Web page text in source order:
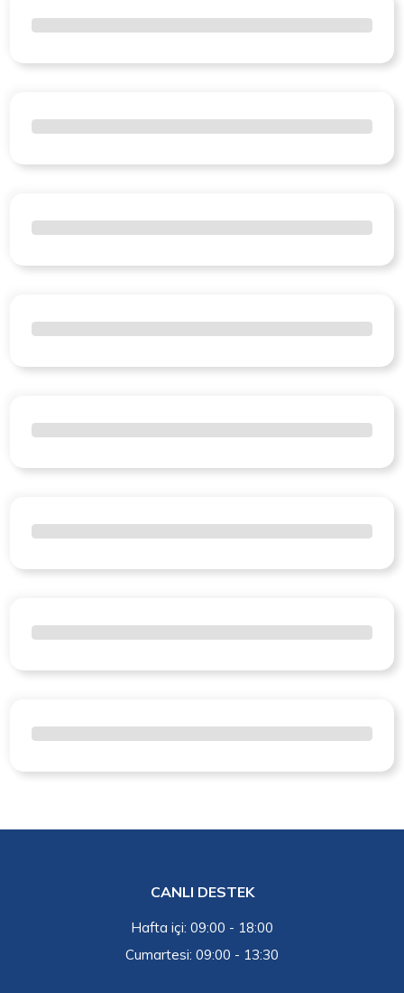
CANLI DESTEK
Hafta içi: 09:00 - 18:00
Cumartesi: 09:00 - 13:30